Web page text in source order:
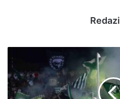
Avellino,
Mastella
annuncia:
"Stop